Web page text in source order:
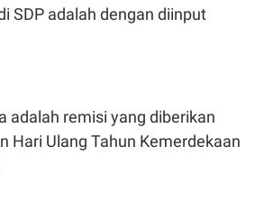
SDP adalah dengan diinput
adalah remisi yang diberikan
Hari Ulang Tahun Kemerdekaan